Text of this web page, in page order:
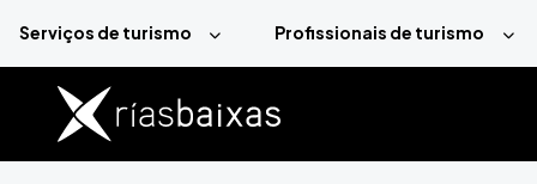
Serviços de turismo Profissionais de turismo